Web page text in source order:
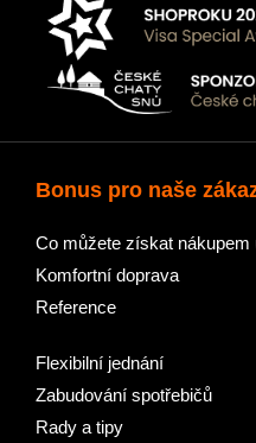
Bonus pro naše
Co můžete získat nákupem
Komfortní doprava
Reference
Flexibilní jednání
Zabudování spotřebičů
Rady a tipy